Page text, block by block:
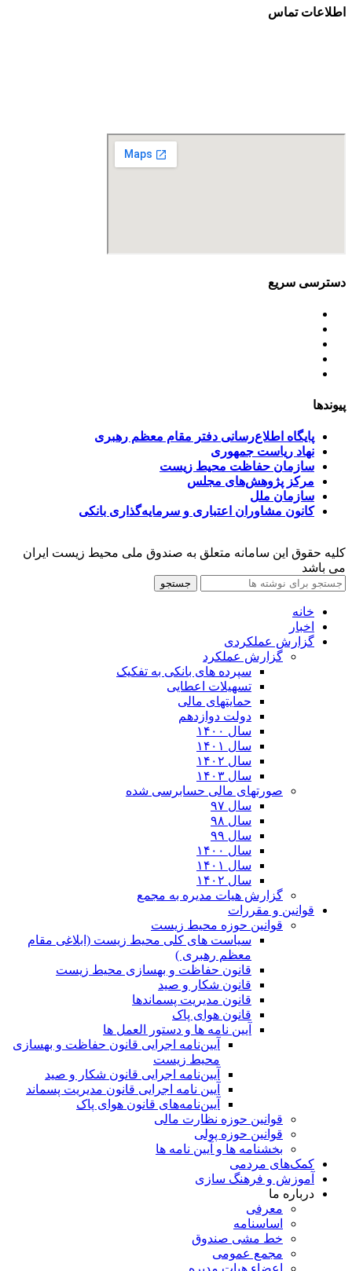
اطلاعات تماس
دسترسی سریع
پیوندها
پایگاه اطلاع‌رسانی دفتر مقام معظم رهبری
نهاد ریاست جمهوری
سازمان حفاظت محیط زیست
مرکز پژوهش‌های مجلس
سازمان ملل
کانون مشاوران اعتباری و سرمایه‌گذاری بانکی
کلیه حقوق این سامانه متعلق به صندوق ملی محیط زیست ایران
می باشد
جستجو
خانه
اخبار
گزارش عملکردی
گزارش عملکرد
سپرده های بانکی به تفکیک
تسهیلات اعطایی
حمایتهای مالی
دولت دوازدهم
سال ۱۴۰۰
سال ۱۴۰۱
سال ۱۴۰۲
سال ۱۴۰۳
صورتهای مالی حسابرسی شده
سال ۹۷
سال ۹۸
سال ۹۹
سال ۱۴۰۰
سال ۱۴۰۱
سال ۱۴۰۲
گزارش هیات مدیره به مجمع
قوانین و مقررات
قوانین حوزه محیط زیست
ﺳﯿﺎﺳﺖ ﻫﺎی ﮐﻠﯽ ﻣﺤﯿﻂ زﯾﺴﺖ (ابلاغی مقام
معظم رهبری )
قانون حفاظت و بهسازی محیط زیست
قانون شکار و صید
قانون مدیریت پسماندها
قانون هوای پاک
آیین نامه ها و دستور العمل ها
آیین‌نامه اجرایی قانون حفاظت و بهسازی
محیط زیست
آیین‌نامه اجرایی قانون شکار و صید
آیین نامه اجرایی قانون مدیریت پسماند
آیین‌نامه‌های قانون هوای پاک
قوانین حوزه نظارت مالی
قوانین حوزه پولی
بخشنامه ها و آیین نامه ها
کمک‌های مردمی
آموزش و فرهنگ سازی
درباره ما
معرفی
اساسنامه
خط مشی صندوق
مجمع عمومی